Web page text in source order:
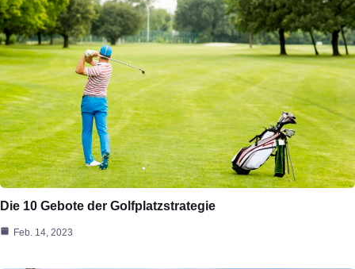
Die 10 Gebote der Golfplatzstrategie
Feb. 14, 2023